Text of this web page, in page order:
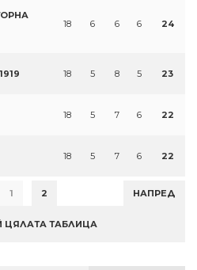
18 6 6 6 24
18 5 8 5 23
18 5 7 6 22
18 5 7 6 22
1 2 НАПРЕД
ЦЯЛАТА ТАБЛИЦА